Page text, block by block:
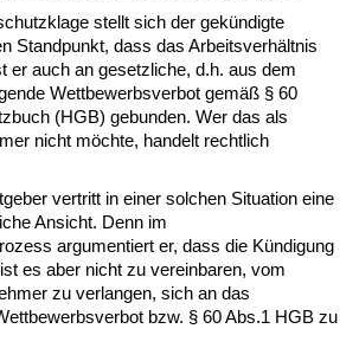
stellt sich der gekündigte
Standpunkt, dass das Arbeitsverhältnis
er auch an gesetzliche, d.h. aus dem
Wettbewerbsverbot gemäß § 60
(HGB) gebunden. Wer das als
nicht möchte, handelt rechtlich
vertritt in einer solchen Situation eine
Ansicht. Denn im
argumentiert er, dass die Kündigung
es aber nicht zu vereinbaren, vom
zu verlangen, sich an das
bzw. § 60 Abs.1 HGB zu